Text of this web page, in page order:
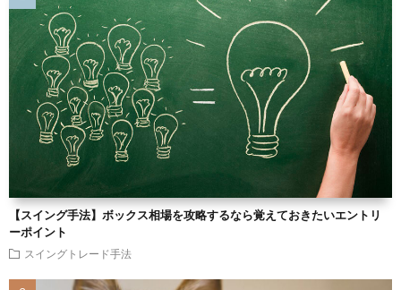
【スイング手法】ボックス相場を攻略するなら覚えておきたいエントリ
ーポイント
スイングトレード手法